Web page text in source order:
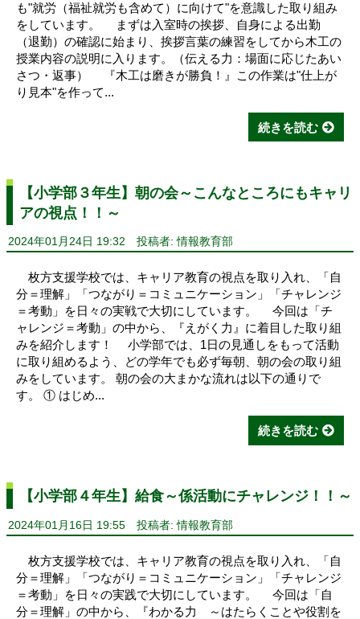
も"就労（福祉就労も含めて）に向けて"を意識した取り組み
をしています。 まずは入室時の挨拶、自身による出勤
（退勤）の確認に始まり、挨拶言葉の練習をしてから木工の
授業内容の説明に入ります。（伝える力：場面に応じたあい
さつ・返事） 『木工は磨きが勝負！』この作業は"仕上が
り見本"を作って...
続きを読む
【小学部３年生】朝の会～こんなところにもキャリ
アの視点！！～
2024年01月24日 19:32 投稿者: 情報教育部
枚方支援学校では、キャリア教育の視点を取り入れ、「自
分＝理解」「つながり＝コミュニケーション」「チャレンジ
＝考動」を日々の実戦で大切にしています。 今回は「チ
ャレンジ＝考動」の中から、『えがく力』に着目した取り組
みを紹介します！ 小学部では、1日の見通しをもって活動
に取り組めるよう、どの学年でも必ず毎朝、朝の会の取り組
みをしています。 朝の会の大まかな流れは以下の通りで
す。 ① はじめ...
続きを読む
【小学部４年生】給食～係活動にチャレンジ！！～
2024年01月16日 19:55 投稿者: 情報教育部
枚方支援学校では、キャリア教育の視点を取り入れ、「自
分＝理解」「つながり＝コミュニケーション」「チャレンジ
＝考動」を日々の実践で大切にしています。 今回は「自
分＝理解」の中から、『わかる力 ～はたらくことや役割を